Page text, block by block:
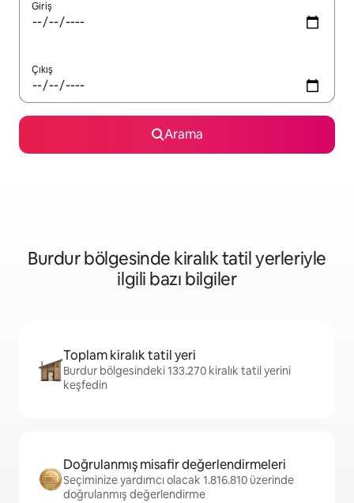
Giriş
Çıkış
Arama
Burdur bölgesinde kiralık tatil yerleriyle
ilgili bazı bilgiler
Toplam kiralık tatil yeri
Burdur bölgesindeki 133.270 kiralık tatil yerini
keşfedin
Doğrulanmış misafir değerlendirmeleri
Seçiminize yardımcı olacak 1.816.810 üzerinde
doğrulanmış değerlendirme